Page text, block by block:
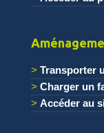
Transporter
Charger un
Accéder au